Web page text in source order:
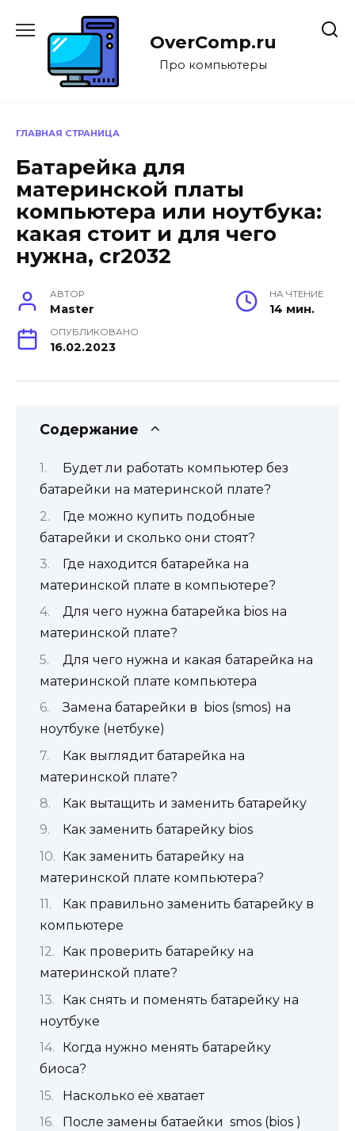
содержанию
OverComp.ru
Про компьютеры
ГЛАВНАЯ СТРАНИЦА
Батарейка для
материнской платы
компьютера или ноутбука:
какая стоит и для чего
нужна, cr2032
АВТОР
Master
НА ЧТЕНИЕ
14 мин.
ОПУБЛИКОВАНО
16.02.2023
Содержание
Будет ли работать компьютер без
батарейки на материнской плате?
Где можно купить подобные
батарейки и сколько они стоят?
Где находится батарейка на
материнской плате в компьютере?
Для чего нужна батарейка bios на
материнской плате?
Для чего нужна и какая батарейка на
материнской плате компьютера
Замена батарейки в bios (smos) на
ноутбуке (нетбуке)
Как выглядит батарейка на
материнской плате?
Как вытащить и заменить батарейку
Как заменить батарейку bios
Как заменить батарейку на
материнской плате компьютера?
Как правильно заменить батарейку в
компьютере
Как проверить батарейку на
материнской плате?
Как снять и поменять батарейку на
ноутбуке
Когда нужно менять батарейку
биоса?
Насколько её хватает
После замены батаейки smos (bios )